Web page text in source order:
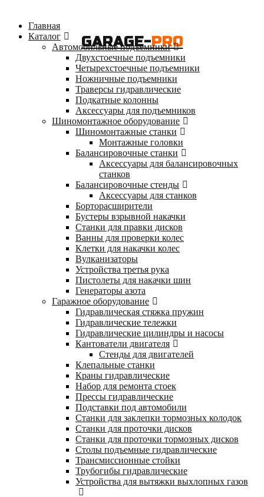
GARAGE-PRO
Главная
Каталог
Автомобильные подъемники
Двухстоечные подъемники
Четырехстоечные подъемники
Ножничные подъемники
Траверсы гидравлические
Подкатные колонны
Аксессуары для подъемников
Шиномонтажное оборудование
Шиномонтажные станки
Монтажные головки
Балансировочные станки
Аксессуары для балансировочных
станков
Балансировочные стенды
Аксессуары для станков
Борторасширители
Бустеры взрывной накачки
Станки для правки дисков
Ванны для проверки колес
Клетки для накачки колес
Вулканизаторы
Устройства третья рука
Пистолеты для накачки шин
Генераторы азота
Гаражное оборудование
Гидравлическая стяжка пружин
Гидравлические тележки
Гидравлические цилиндры и насосы
Кантователи двигателя
Стенды для двигателей
Клепальные станки
Краны гидравлические
Набор для ремонта стоек
Прессы гидравлические
Подставки под автомобили
Станки для заклепки тормозных колодок
Станки для проточки дисков
Станки для проточки тормозных дисков
Столы подъемные гидравлические
Трансмиссионные стойки
Трубогибы гидравлические
Устройства для вытяжки выхлопных газов